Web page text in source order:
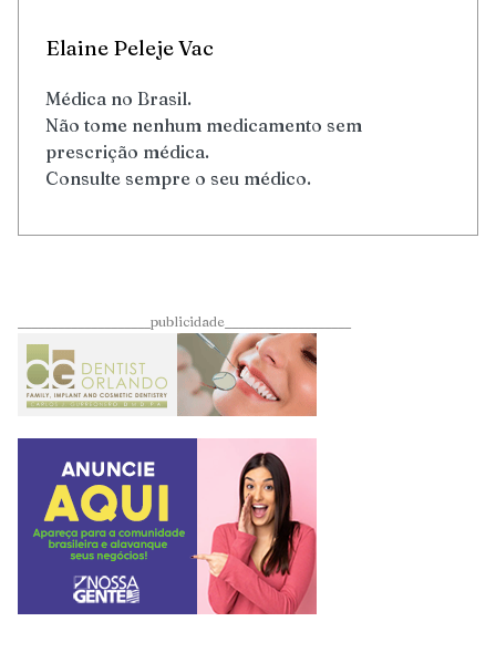
Elaine Peleje Vac
Médica no Brasil.
Não tome nenhum medicamento sem
prescrição médica.
Consulte sempre o seu médico.
____________________publicidade___________________